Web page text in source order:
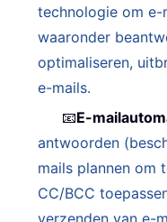
technologie om e-
waaronder
optimaliseren,
e-mails.
📧E-
antwoorden
mails plannen om
CC/BCC
verzenden van e-